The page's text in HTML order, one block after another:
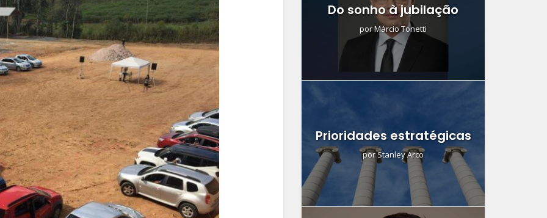
Do sonho à jubilação
porMárcio Tonetti
Prioridades estratégicas
porStanley Arco